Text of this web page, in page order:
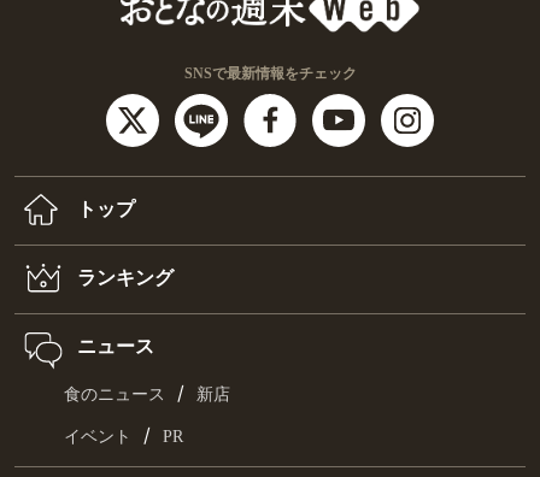
SNSで最新情報をチェック
トップ
ランキング
ニュース
食のニュース / 新店
イベント / PR